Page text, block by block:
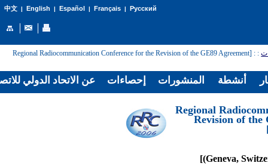
中文| English | Español | Français| Русский
:
: [Regional Radiocommunication Conference for the Revision of the GE89 Agreement
[Regional
Revision of the
عن الاتحاد الدولي إحصاءات المنشورات أنشطة